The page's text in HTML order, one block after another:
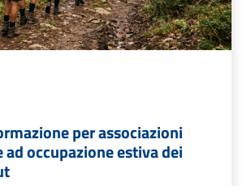
per associazioni
occupazione estiva dei